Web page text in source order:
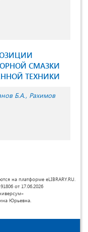
СМАЗКИ
ТЕХНИКИ
Б.А. Рахимов
на платформе eLIBRARY.RU.
от 17.06.2026
Юрьевна.